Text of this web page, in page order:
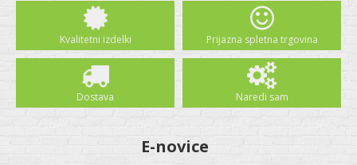
Kvalitetni izdelki Prijazna spletna trgovina
Dostava Naredi sam
E-novice